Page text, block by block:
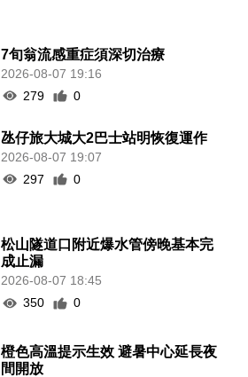
7旬翁流感重症須深切治療
2026-08-07 19:16
279
0
氹仔旅大城大2巴士站明恢復運作
2026-08-07 19:07
297
0
松山隧道口附近爆水管傍晚基本完
成止漏
2026-08-07 18:45
350
0
橙色高溫提示生效 避暑中心延長夜
間開放